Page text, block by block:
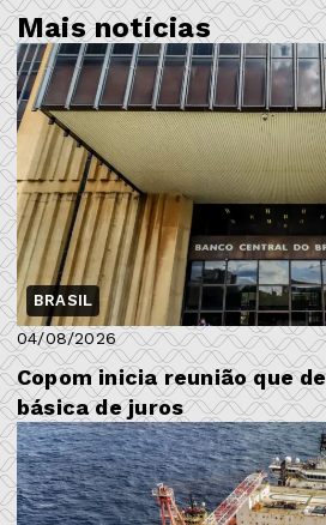
Mais notícias
BRASIL
04/08/2026
Copom inicia reunião que
básica de juros